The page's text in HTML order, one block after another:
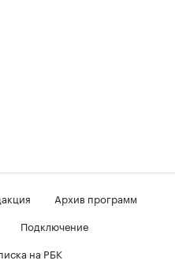
Архив программ
Подключение
на РБК